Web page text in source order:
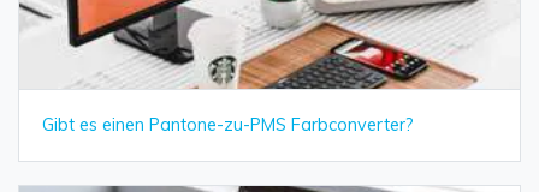
Gibt es einen Pantone-zu-PMS Farbconverter?